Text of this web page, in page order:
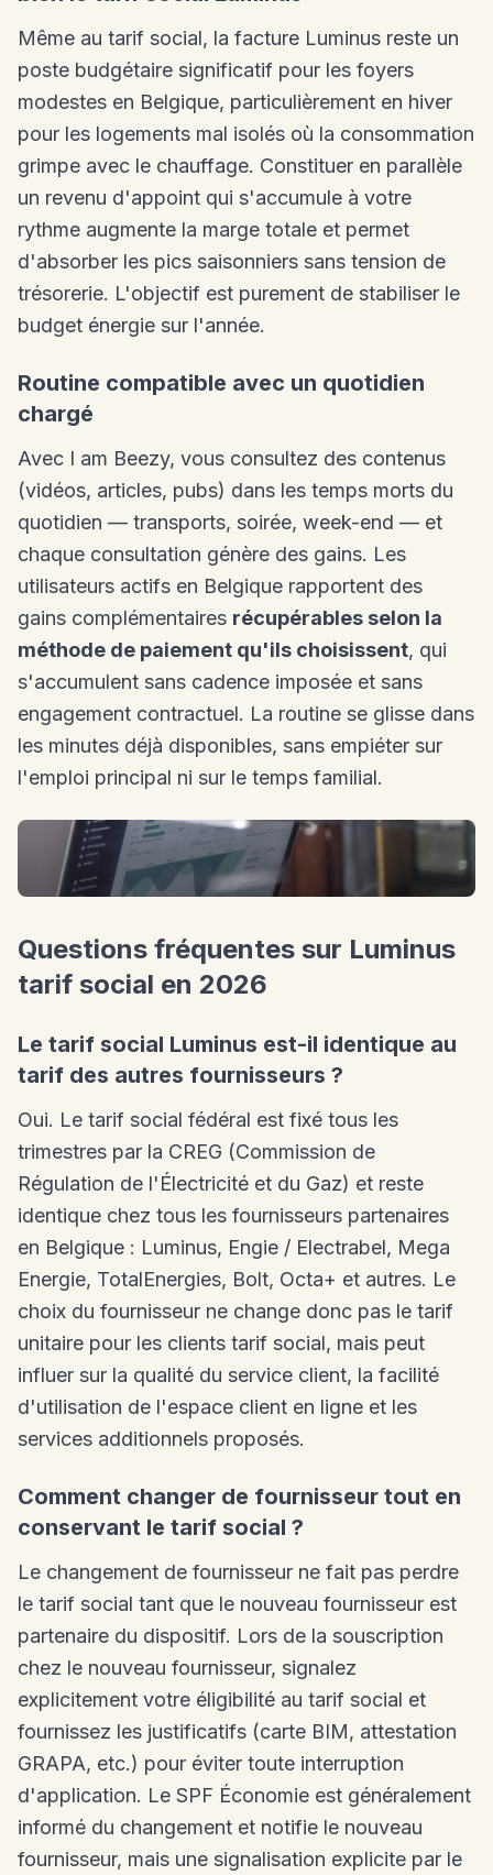
Même au tarif social, la facture Luminus reste un
poste budgétaire significatif pour les foyers
modestes en Belgique, particulièrement en hiver
pour les logements mal isolés où la consommation
grimpe avec le chauffage. Constituer en parallèle
un revenu d'appoint qui s'accumule à votre
rythme augmente la marge totale et permet
d'absorber les pics saisonniers sans tension de
trésorerie. L'objectif est purement de stabiliser le
budget énergie sur l'année.
Routine compatible avec un quotidien
chargé
Avec I am Beezy, vous consultez des contenus
(vidéos, articles, pubs) dans les temps morts du
quotidien — transports, soirée, week-end — et
chaque consultation génère des gains. Les
utilisateurs actifs en Belgique rapportent des
gains complémentaires récupérables selon la
méthode de paiement qu'ils choisissent, qui
s'accumulent sans cadence imposée et sans
engagement contractuel. La routine se glisse dans
les minutes déjà disponibles, sans empiéter sur
l'emploi principal ni sur le temps familial.
Questions fréquentes sur Luminus
tarif social en 2026
Le tarif social Luminus est-il identique au
tarif des autres fournisseurs ?
Oui. Le tarif social fédéral est fixé tous les
trimestres par la CREG (Commission de
Régulation de l'Électricité et du Gaz) et reste
identique chez tous les fournisseurs partenaires
en Belgique : Luminus, Engie / Electrabel, Mega
Energie, TotalEnergies, Bolt, Octa+ et autres. Le
choix du fournisseur ne change donc pas le tarif
unitaire pour les clients tarif social, mais peut
influer sur la qualité du service client, la facilité
d'utilisation de l'espace client en ligne et les
services additionnels proposés.
Comment changer de fournisseur tout en
conservant le tarif social ?
Le changement de fournisseur ne fait pas perdre
le tarif social tant que le nouveau fournisseur est
partenaire du dispositif. Lors de la souscription
chez le nouveau fournisseur, signalez
explicitement votre éligibilité au tarif social et
fournissez les justificatifs (carte BIM, attestation
GRAPA, etc.) pour éviter toute interruption
d'application. Le SPF Économie est généralement
informé du changement et notifie le nouveau
fournisseur, mais une signalisation explicite par le